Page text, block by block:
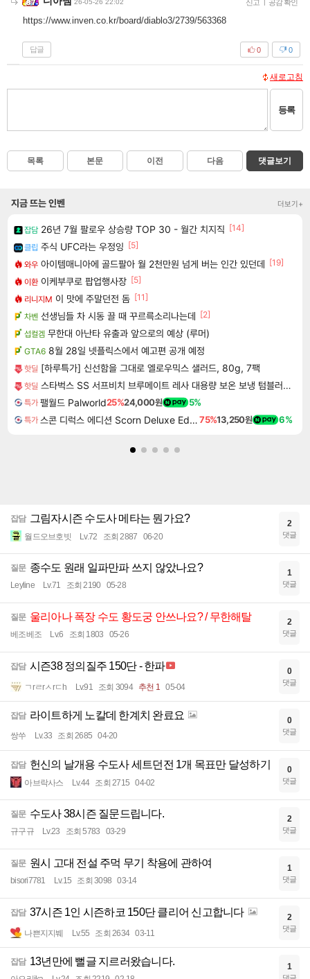
26-05-26 22:02 신고 | 공감 확인
https://www.inven.co.kr/board/diablo3/2739/563368
답글 0
0
새로고침
등록
목록 본문 이전 다음 댓글보기
지금 뜨는 인벤 더보기+
잡담 26년 7월 팔로우 상승량 TOP 30 - 월간 치지직 [14]
클립 주식 UFC라는 우정잉 [5]
와우 아이템매니아에 골드팔아 월 2천만원 넘게 버는 인간 있던데 [19]
이환 이케부쿠로 팝업행사장 [5]
리니지M 이 맛에 주말던전 돔 [11]
차벤 선생님들 차 시동 끌 때 꾸르륵소리나는데 [2]
섭컬겜 무한대 아난타 유출과 앞으로의 예상 (루머)
GTA6 8월 28일 넷플릭스에서 예고편 공개 예정
핫딜 [하루특가] 신선함을 그대로 엘로우믹스 샐러드, 80g, 7팩
핫딜 스타벅스 SS 서프비치 브루메이트 레사 대용량 보온 보냉 텀블러 콜드컵 887ml
특가 팰월드 Palworld25%24,000원 5%
특가 스콘 디럭스 에디션 Scorn Deluxe Edition75%13,250원 6%
잡담 그림자시즌 수도사 메타는 뭔가요?
월드오브호빗 Lv.72 조회 2887 06-20
2
댓글
질문 종수도 원래 일파만파 쓰지 않았나요?
Leyline Lv.71 조회 2190 05-28
1
댓글
질문 울리아나 폭장 수도 황도궁 안쓰나요? / 무한해탈
베조베조 Lv.6 조회 1803 05-26
2
댓글
잡담 시즌38 정의질주 150단 - 한파
ㄱrㄹrㅅrㄷh Lv.91 조회 3094 추천 1 05-04
0
댓글
잡담 라이트하게 노칼데 한계치 완료요
쌍쑤 Lv.33 조회 2685 04-20
0
댓글
잡담 헌신의 날개용 수도사 세트던전 1개 목표만 달성하기
아브락사스 Lv.44 조회 2715 04-02
0
댓글
질문 수도사 38시즌 질문드립니다.
규구규 Lv.23 조회 5783 03-29
2
댓글
질문 원시 고대 전설 주먹 무기 착용에 관하여
bisori7781 Lv.15 조회 3098 03-14
1
댓글
잡담 37시즌 1인 시즌하코 150단 클리어 신고합니다
나쁜지지붸 Lv.55 조회 2634 03-11
2
댓글
잡담 13년만에 뻘글 지르러왔습니다. 1